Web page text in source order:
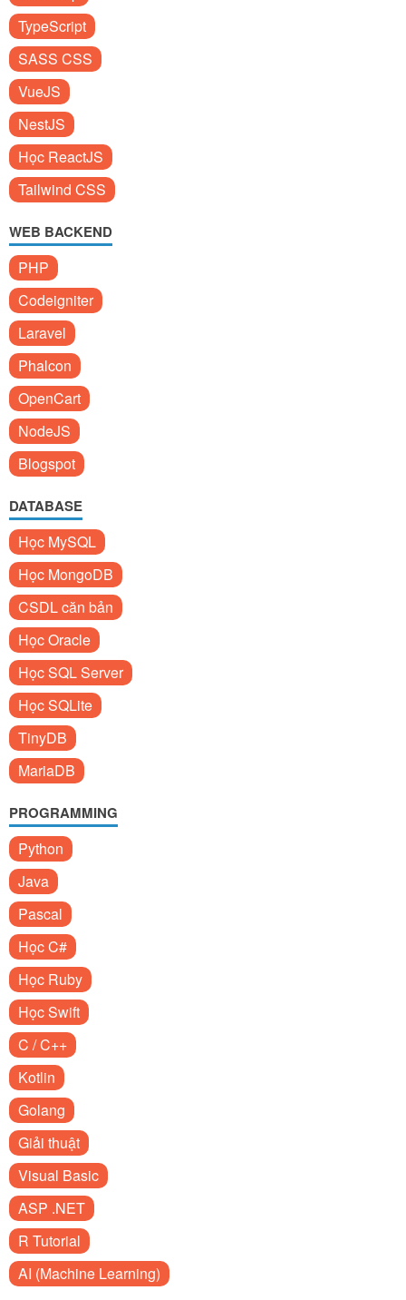
TypeScript
SASS CSS
VueJS
NestJS
Học ReactJS
Tailwind CSS
WEB BACKEND
PHP
Codeigniter
Laravel
Phalcon
OpenCart
NodeJS
Blogspot
DATABASE
Học MySQL
Học MongoDB
CSDL căn bản
Học Oracle
Học SQL Server
Học SQLite
TinyDB
MariaDB
PROGRAMMING
Python
Java
Pascal
Học C#
Học Ruby
Học Swift
C / C++
Kotlin
Golang
Giải thuật
Visual Basic
ASP .NET
R Tutorial
AI (Machine Learning)